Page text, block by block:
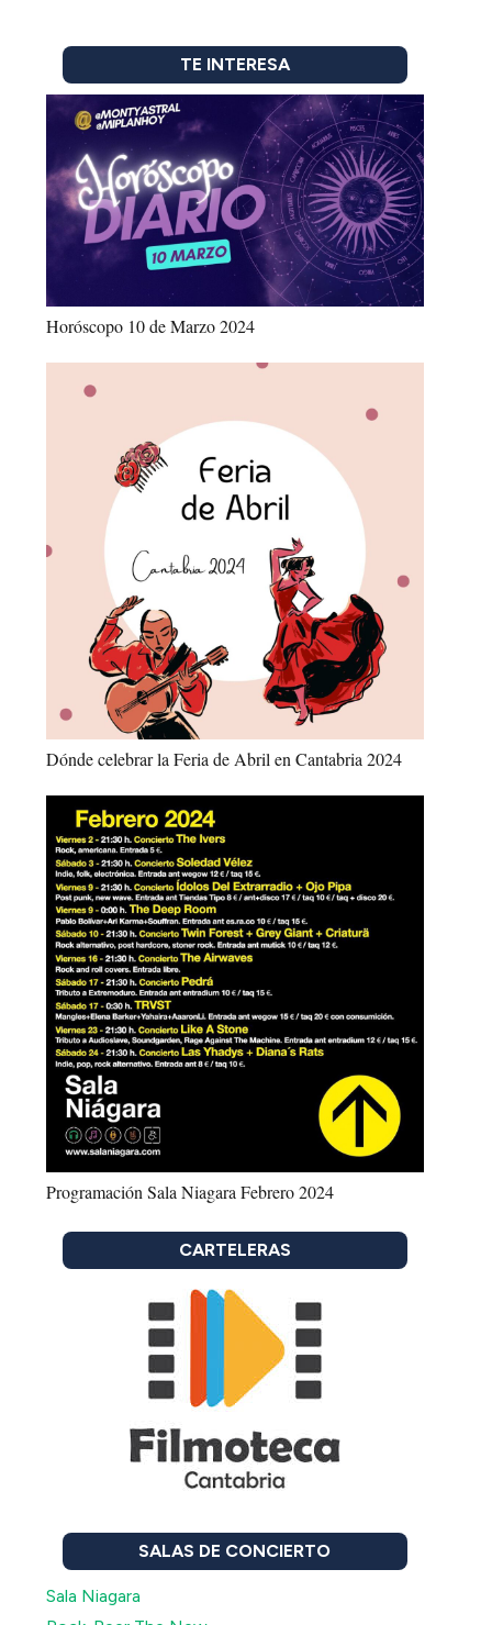
TE INTERESA
Horóscopo 10 de Marzo 2024
Dónde celebrar la Feria de Abril en Cantabria 2024
Programación Sala Niagara Febrero 2024
CARTELERAS
SALAS DE CONCIERTO
Sala Niagara